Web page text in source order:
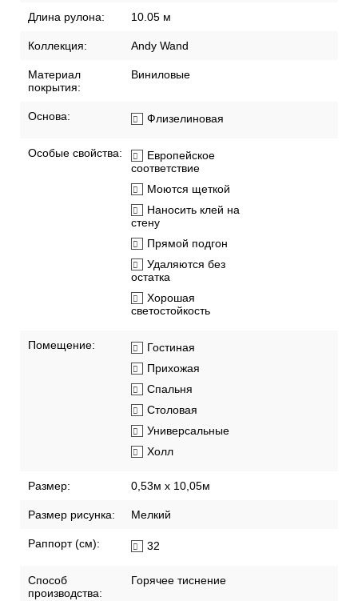
Длина рулона: 10.05 м
Коллекция: Andy Wand
Материал
покрытия:
Виниловые
Основа: Флизелиновая
Особые свойства:
Европейское
соответствие
Моются щеткой
Наносить клей на
стену
Прямой подгон
Удаляются без
остатка
Хорошая
светостойкость
Помещение:
Гостиная
Прихожая
Спальня
Столовая
Универсальные
Холл
Размер: 0,53м x 10,05м
Размер рисунка: Мелкий
Раппорт (см): 32
Способ
производства:
Горячее тиснение